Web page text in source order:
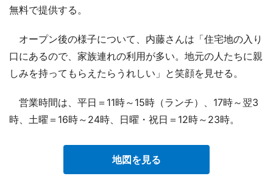
無料で提供する。
オープン後の様子について、内藤さんは「住宅地の入り
口にあるので、家族連れの利用が多い。地元の人たちに親
しみを持ってもらえたらうれしい」と笑顔を見せる。
営業時間は、平日＝11時～15時（ランチ）、17時～翌3
時、土曜＝16時～24時、日曜・祝日＝12時～23時。
地図を見る